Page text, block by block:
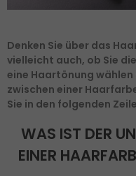
Denken Sie über das
vielleicht auch, ob Sie
eine Haartönung
zwischen einer
Sie in den folgenden
WAS IST DER
EINER